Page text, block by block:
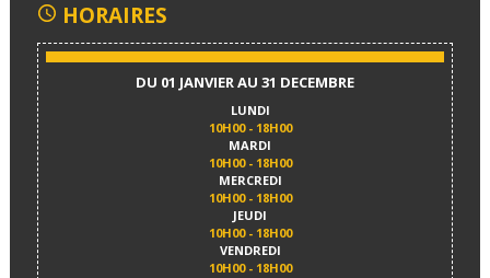
HORAIRES
DU 01 JANVIER AU 31 DECEMBRE
LUNDI
10H00 - 18H00
MARDI
10H00 - 18H00
MERCREDI
10H00 - 18H00
JEUDI
10H00 - 18H00
VENDREDI
10H00 - 18H00